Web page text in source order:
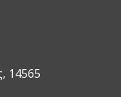
14565